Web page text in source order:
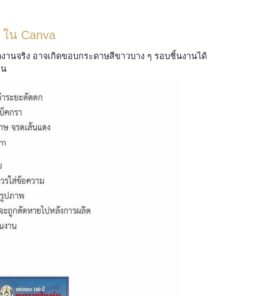
น Canva
นจริง อาจเกิดขอบกระดาษสีขาวบาง ๆ รอบชิ้นงานได้